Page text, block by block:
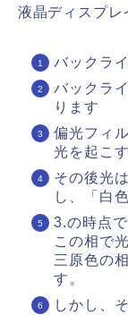
液晶ディスプレ
バックラ
バックラ
ります
偏光フィ
光を起こ
その後光
し、「白
3.の時点
この相で
三原色の
す。
しかし、